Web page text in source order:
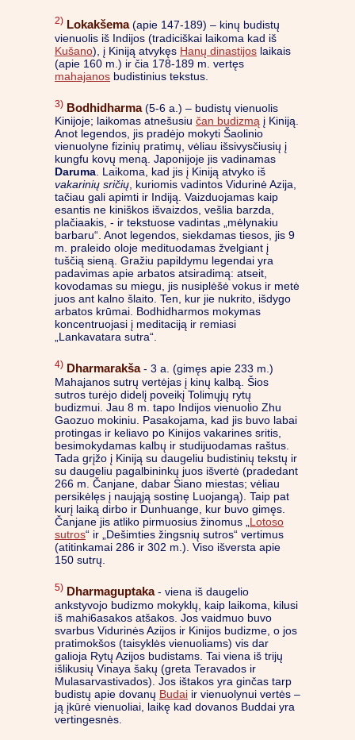
2) Lokakšema(apie 147-189) – kinų budistų
vienuolis iš Indijos (tradiciškai laikoma kad iš
Kušano), į Kiniją atvykęs Hanų dinastijos laikais
(apie 160 m.) ir čia 178-189 m. vertęs
mahajanos budistinius tekstus.
3) Bodhidharma(5-6 a.) – budistų vienuolis
Kinijoje; laikomas atnešusiu čan budizmą į Kiniją.
Anot legendos, jis pradėjo mokyti Šaolinio
vienuolyne fizinių pratimų, vėliau išsivysčiusių į
kungfu kovų meną. Japonijoje jis vadinamas
Daruma. Laikoma, kad jis į Kiniją atvyko iš
vakarinių sričių, kuriomis vadintos Vidurinė Azija,
tačiau gali apimti ir Indiją. Vaizduojamas kaip
esantis ne kiniškos išvaizdos, vešlia barzda,
plačiaakis, - ir tekstuose vadintas „mėlynakiu
barbaru“. Anot legendos, siekdamas tiesos, jis 9
m. praleido oloje medituodamas žvelgiant į
tuščią sieną. Gražiu papildymu legendai yra
padavimas apie arbatos atsiradimą: atseit,
kovodamas su miegu, jis nusiplėšė vokus ir metė
juos ant kalno šlaito. Ten, kur jie nukrito, išdygo
arbatos krūmai. Bodhidharmos mokymas
koncentruojasi į meditaciją ir remiasi
„Lankavatara sutra“.
4) Dharmarakša- 3 a. (gimęs apie 233 m.)
Mahajanos sutrų vertėjas į kinų kalbą. Šios
sutros turėjo didelį poveikį Tolimųjų rytų
budizmui. Jau 8 m. tapo Indijos vienuolio Zhu
Gaozuo mokiniu. Pasakojama, kad jis buvo labai
protingas ir keliavo po Kinijos vakarines sritis,
besimokydamas kalbų ir studijuodamas raštus.
Tada grįžo į Kiniją su daugeliu budistinių tekstų ir
su daugeliu pagalbininkų juos išvertė (pradedant
266 m. Čanjane, dabar Siano miestas; vėliau
persikėlęs į naująją sostinę Luojangą). Taip pat
kurį laiką dirbo ir Dunhuange, kur buvo gimęs.
Čanjane jis atliko pirmuosius žinomus „ Lotoso
sutros“ ir „Dešimties žingsnių sutros“ vertimus
(atitinkamai 286 ir 302 m.). Viso išversta apie
150 sutrų.
5) Dharmaguptaka- viena iš daugelio
ankstyvojo budizmo mokyklų, kaip laikoma, kilusi
iš mahi6asakos atšakos. Jos vaidmuo buvo
svarbus Vidurinės Azijos ir Kinijos budizme, o jos
pratimokšos (taisyklės vienuoliams) vis dar
galioja Rytų Azijos budistams. Tai viena iš trijų
išlikusių Vinaya šakų (greta Teravados ir
Mulasarvastivados). Jos ištakos yra ginčas tarp
budistų apie dovanų Budai ir vienuolynui vertės –
ją įkūrė vienuoliai, laikę kad dovanos Buddai yra
vertingesnės.